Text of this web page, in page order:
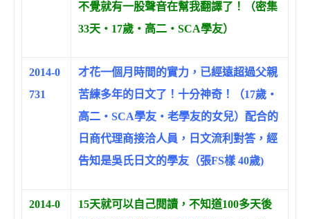
不覺就有一股聲音在幫我翻譯了！（密集
33天‧17歲‧高二‧SCA學友）
2014-0
731
才花一個月時間的實力，已經遠超過父親
苦練多年的日文了！十分神奇！（17歲‧
高二‧SCA學友‧老學友的女兒）配合的
日商代理商接洽人員，日文流利對答，經
告知是吳氏日文的學友（張FS樣 40歲)
2014-0
15天就可以自己閱讀，不知道100多天後